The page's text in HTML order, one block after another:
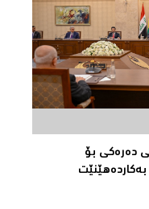
دەرەكی بۆ